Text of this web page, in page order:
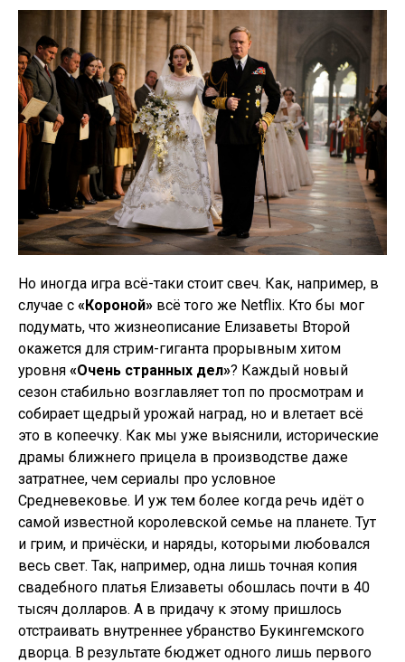
Но иногда игра всё-таки стоит свеч. Как, например, в
случае с «Короной» всё того же Netflix. Кто бы мог
подумать, что жизнеописание Елизаветы Второй
окажется для стрим-гиганта прорывным хитом
уровня «Очень странных дел»? Каждый новый
сезон стабильно возглавляет топ по просмотрам и
собирает щедрый урожай наград, но и влетает всё
это в копеечку. Как мы уже выяснили, исторические
драмы ближнего прицела в производстве даже
затратнее, чем сериалы про условное
Средневековье. И уж тем более когда речь идёт о
самой известной королевской семье на планете. Тут
и грим, и причёски, и наряды, которыми любовался
весь свет. Так, например, одна лишь точная копия
свадебного платья Елизаветы обошлась почти в 40
тысяч долларов. А в придачу к этому пришлось
отстраивать внутреннее убранство Букингемского
дворца. В результате бюджет одного лишь первого